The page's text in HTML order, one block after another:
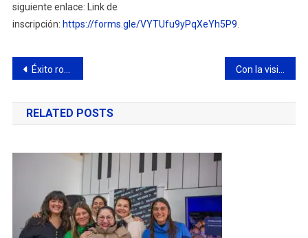
siguiente enlace: Link de
inscripción: https://forms.gle/VYTUfu9yPqXeYh5P9.
Navegación
de
entradas
Éxito rotundo en la noche cultural del sábado 9 de agosto en Cine Campana Con la visita de Katopodis, Fuerza Patria inició la campaña en el barrio San Cayetano
RELATED POSTS